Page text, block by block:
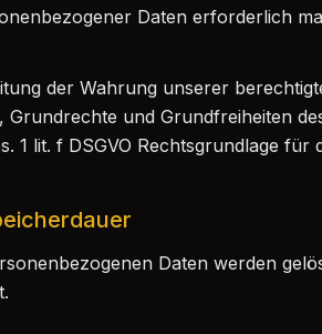
Daten erforderlich
der Wahrung unserer
Grundrechte und Grundfreiheiten
1 lit. f DSGVO Rechtsgrundlage für
Daten werden